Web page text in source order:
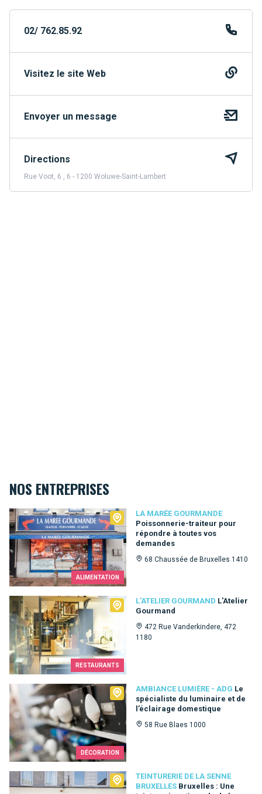
02/ 762.85.92
Visitez le site Web
Envoyer un message
Directions
Rue Voot, 6 , 6 - 1200 Woluwe-Saint-Lambert
NOS ENTREPRISES
ALIMENTATION
LA MARÉE GOURMANDE
Poissonnerie-traiteur pour
répondre à toutes vos
demandes
68 Chaussée de Bruxelles 1410
La Marée Gourmande
RESTAURANTS
L'ATELIER GOURMAND L'Atelier
Gourmand
472 Rue Vanderkindere, 472
1180
L'Atelier Gourmand
DÉCORATION
AMBIANCE LUMIÈRE - ADG Le
spécialiste du luminaire et de
l’éclairage domestique
58 Rue Blaes 1000
Ambiance Lumière - ADG
TEINTURERIE DE LA SENNE
BRUXELLES Bruxelles : Une
Teinturerie de la Senne Bruxelles